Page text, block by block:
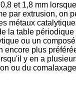
et 1,8 mm
par extrusion, on
métaux
la table
ou un
encore plus
y en a
ou du